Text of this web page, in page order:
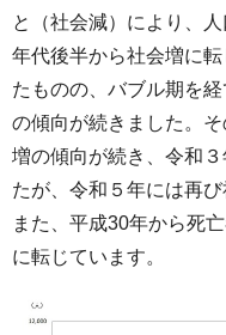
と（社会減）により、
年代後半から社会増に
たものの、バブル期を
の傾向が続きました。
増の傾向が続き、令和
たが、令和５年には再
また、平成30年から死
に転じています。